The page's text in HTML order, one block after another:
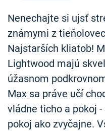
Nenechajte si ujsť
známymi z
Najstarších kliatob!
Lightwood majú
úžasnom
Max sa práve učí
vládne ticho a pokoj
pokoj ako zvyčajne.